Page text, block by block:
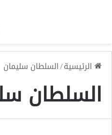
الرئيسية/السلطان سليمان
السلطان